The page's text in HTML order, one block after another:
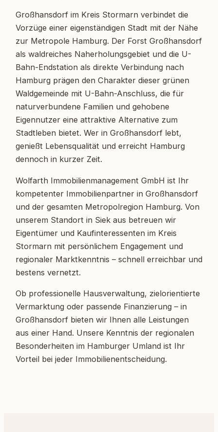
Großhansdorf im Kreis Stormarn verbindet die
Vorzüge einer eigenständigen Stadt mit der Nähe
zur Metropole Hamburg. Der Forst Großhansdorf
als waldreiches Naherholungsgebiet und die U-
Bahn-Endstation als direkte Verbindung nach
Hamburg prägen den Charakter dieser grünen
Waldgemeinde mit U-Bahn-Anschluss, die für
naturverbundene Familien und gehobene
Eigennutzer eine attraktive Alternative zum
Stadtleben bietet. Wer in Großhansdorf lebt,
genießt Lebensqualität und erreicht Hamburg
dennoch in kurzer Zeit.
Wolfarth Immobilienmanagement GmbH ist Ihr
kompetenter Immobilienpartner in Großhansdorf
und der gesamten Metropolregion Hamburg. Von
unserem Standort in Siek aus betreuen wir
Eigentümer und Kaufinteressenten im Kreis
Stormarn mit persönlichem Engagement und
regionaler Marktkenntnis – schnell erreichbar und
bestens vernetzt.
Ob professionelle Hausverwaltung, zielorientierte
Vermarktung oder passende Finanzierung – in
Großhansdorf bieten wir Ihnen alle Leistungen
aus einer Hand. Unsere Kenntnis der regionalen
Besonderheiten im Hamburger Umland ist Ihr
Vorteil bei jeder Immobilienentscheidung.